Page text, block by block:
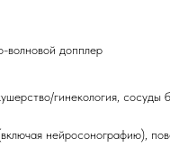
волновой допплер
гинекология, сосуды
нейросонографию),